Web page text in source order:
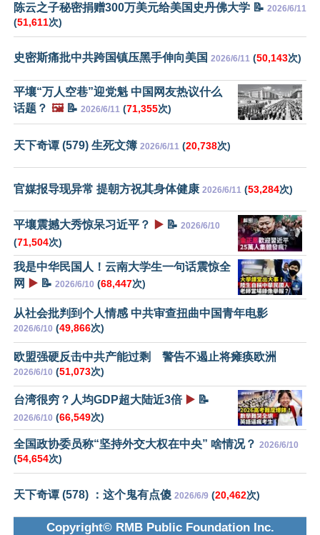
陈云之子秘密捐赠300万美元给美国史丹佛大学 📝 2026/6/11
(51,611次)
史密斯痛批中共跨国镇压黑手伸向美国 2026/6/11 (50,143次)
平壤“万人空巷”迎党魁 中国网友热议什么
话题？ 🖼️📝 2026/6/11 (71,355次)
天下奇谭 (579) 生死文簿 2026/6/11 (20,738次)
官媒报导现异常 提朝方祝其身体健康 2026/6/11 (53,284次)
平壤震撼大秀惊呆习近平？ ▶️ 📝 2026/6/10
(71,504次)
我是中华民国人！云南大学生一句话震惊全
网
▶️ 📝 2026/6/10 (68,447次)
从社会批判到个人情感 中共审查扭曲中国青年电影
2026/6/10 (49,866次)
欧盟强硬反击中共产能过剩 警告不遏止将瘫痪欧洲
2026/6/10 (51,073次)
台湾很穷？人均GDP超大陆近3倍 ▶️ 📝
2026/6/10 (66,549次)
全国政协委员称“坚持外交大权在中央” 啥情况？ 2026/6/10
(54,654次)
天下奇谭 (578) ：这个鬼有点傻 2026/6/9 (20,462次)
Copyright© RMB Public Foundation Inc.